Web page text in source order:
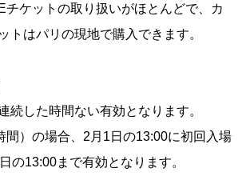
チケットの取り扱いがほとんどで、カ
トはパリの現地で購入できます。
続した時間ない有効となります。
間）の場合、2月1日の13:00に初回入場
の13:00まで有効となります。